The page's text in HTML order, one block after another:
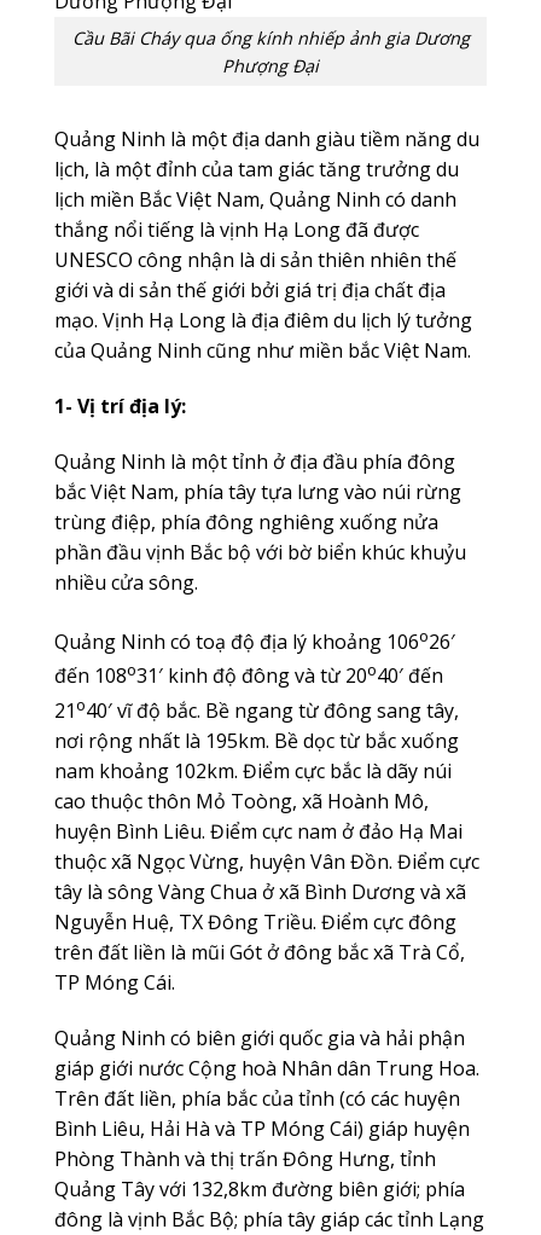
Cầu Bãi Cháy qua ống kính nhiếp ảnh gia Dương
Phượng Đại
Quảng Ninh là một địa danh giàu tiềm năng du
lịch, là một đỉnh của tam giác tăng trưởng du
lịch miền Bắc Việt Nam, Quảng Ninh có danh
thắng nổi tiếng là vịnh Hạ Long đã được
UNESCO công nhận là di sản thiên nhiên thế
giới và di sản thế giới bởi giá trị địa chất địa
mạo. Vịnh Hạ Long là địa điêm du lịch lý tưởng
của Quảng Ninh cũng như miền bắc Việt Nam.
1- Vị trí địa lý:
Quảng Ninh là một tỉnh ở địa đầu phía đông
bắc Việt Nam, phía tây tựa lưng vào núi rừng
trùng điệp, phía đông nghiêng xuống nửa
phần đầu vịnh Bắc bộ với bờ biển khúc khuỷu
nhiều cửa sông.
Quảng Ninh có toạ độ địa lý khoảng 106o26′
đến 108o31′ kinh độ đông và từ 20o40′ đến
21o40′ vĩ độ bắc. Bề ngang từ đông sang tây,
nơi rộng nhất là 195km. Bề dọc từ bắc xuống
nam khoảng 102km. Điểm cực bắc là dãy núi
cao thuộc thôn Mỏ Toòng, xã Hoành Mô,
huyện Bình Liêu. Điểm cực nam ở đảo Hạ Mai
thuộc xã Ngọc Vừng, huyện Vân Đồn. Điểm cực
tây là sông Vàng Chua ở xã Bình Dương và xã
Nguyễn Huệ, TX Đông Triều. Điểm cực đông
trên đất liền là mũi Gót ở đông bắc xã Trà Cổ,
TP Móng Cái.
Quảng Ninh có biên giới quốc gia và hải phận
giáp giới nước Cộng hoà Nhân dân Trung Hoa.
Trên đất liền, phía bắc của tỉnh (có các huyện
Bình Liêu, Hải Hà và TP Móng Cái) giáp huyện
Phòng Thành và thị trấn Đông Hưng, tỉnh
Quảng Tây với 132,8km đường biên giới; phía
đông là vịnh Bắc Bộ; phía tây giáp các tỉnh Lạng